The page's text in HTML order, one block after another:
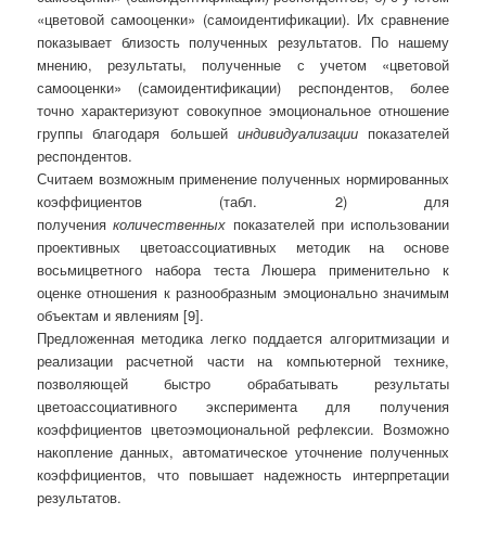
«цветовой самооценки» (самоидентификации). Их сравнение
показывает близость полученных результатов. По нашему
мнению, результаты, полученные с учетом «цветовой
самооценки» (самоидентификации) респондентов, более
точно характеризуют совокупное эмоциональное отношение
группы благодаря большей индивидуализациипоказателей
респондентов.
Считаем возможным применение полученных нормированных
коэффициентов (табл. 2) для
полученияколичественных показателей при использовании
проективных цветоассоциативных методик на основе
восьмицветного набора теста Люшера применительно к
оценке отношения к разнообразным эмоционально значимым
объектам и явлениям [9].
Предложенная методика легко поддается алгоритмизации и
реализации расчетной части на компьютерной технике,
позволяющей быстро обрабатывать результаты
цветоассоциативного эксперимента для получения
коэффициентов цветоэмоциональной рефлексии. Возможно
накопление данных, автоматическое уточнение полученных
коэффициентов, что повышает надежность интерпретации
результатов.